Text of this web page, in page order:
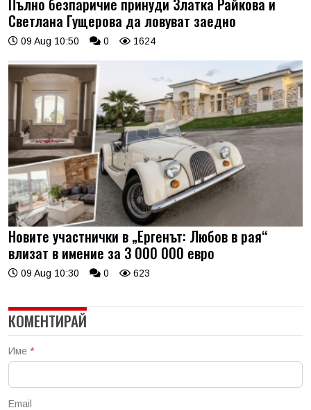
Пълно безпаричие принуди Златка Райкова и
Светлана Гущерова да ловуват заедно
09 Aug 10:50 0 1624
Новите участнички в „Ергенът: Любов в рая“
влизат в имение за 3 000 000 евро
09 Aug 10:30 0 623
КОМЕНТИРАЙ
Име *
Email